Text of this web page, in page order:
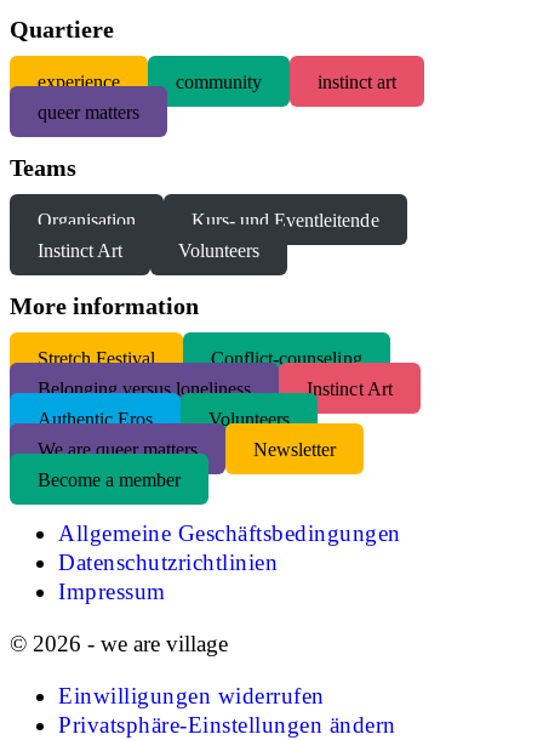
Quartiere
experience community
instinct art
queer matters
Teams
Organisation
Kurs- und Eventleitende
Instinct Art
Volunteers
More information
Stretch Festival
Conflict-counseling
Belonging versus loneliness
Instinct Art
Authentic Eros
Volunteers
We are queer matters
Newsletter
Become a member
Allgemeine Geschäftsbedingungen
Datenschutzrichtlinien
Impressum
© 2026 - we are village
Einwilligungen widerrufen
Privatsphäre-Einstellungen ändern